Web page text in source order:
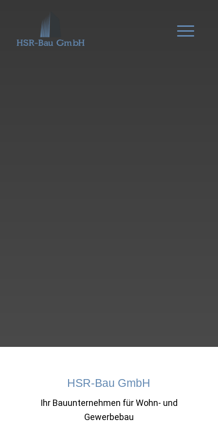
HSR-Bau GmbH
Ihr Bauunternehmen für Wohn- und
Gewerbebau